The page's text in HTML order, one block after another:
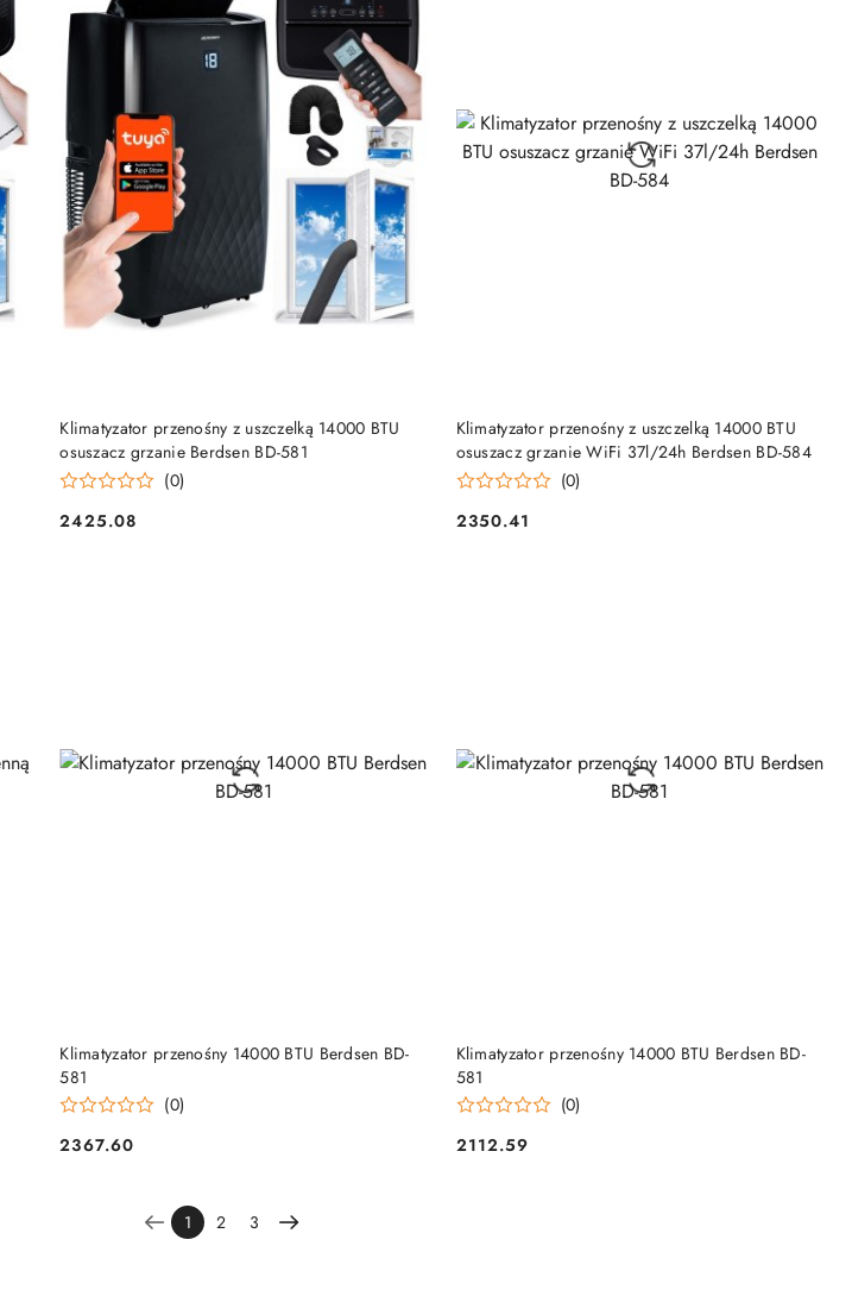
Klimatyzator przenośny z uszczelką 14000 BTU
osuszacz grzanie Berdsen BD-581
(0)
Cena:
2425.08
PRODUKT NIEDOSTĘPNY
Klimatyzator przenośny z uszczelką 14000 BTU
osuszacz grzanie WiFi 37l/24h Berdsen BD-584
(0)
Cena:
2350.41
PRODUKT NIEDOSTĘPNY
Klimatyzator przenośny 14000 BTU Berdsen BD-
581
(0)
Cena:
2367.60
Klimatyzator przenośny 14000 BTU Berdsen BD-
581
(0)
Cena:
2112.59
1 2 3